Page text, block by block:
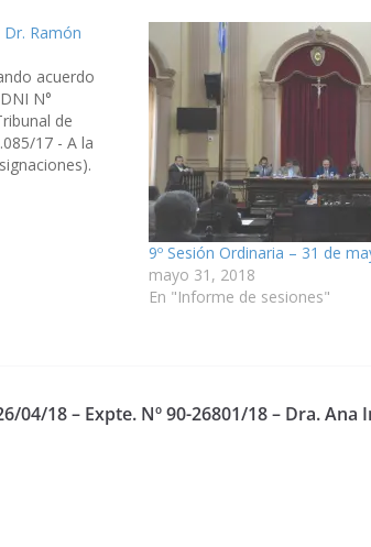
Ramón
acuerdo
N°
de
17 - A la
9º Sesión Ordinaria – 31 de
mayo 31, 2018
En "Informe de sesiones"
04/18 – Expte. Nº 90-26801/18 – Dra. Ana